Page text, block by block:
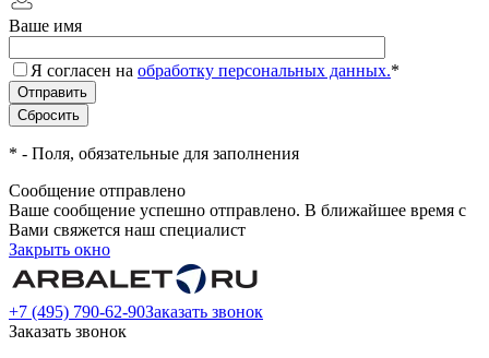
Ваше имя
Я согласен на обработку персональных данных.*
* - Поля, обязательные для заполнения
Сообщение отправлено
Ваше сообщение успешно отправлено. В ближайшее время с
Вами свяжется наш специалист
Закрыть окно
+7 (495) 790-62-90Заказать звонок
Заказать звонок